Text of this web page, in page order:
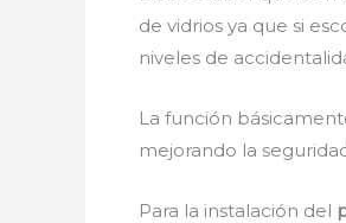
de vidrios ya que si
niveles de
La función
mejorando la
Para la instalación del